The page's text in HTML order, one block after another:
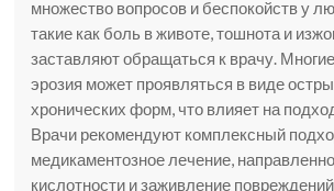
множество вопросов и беспокойств у
такие как боль в животе, тошнота и
заставляют обращаться к врачу.
эрозия может проявляться в виде
хронических форм, что влияет на
Врачи рекомендуют комплексный
медикаментозное лечение,
кислотности и заживление